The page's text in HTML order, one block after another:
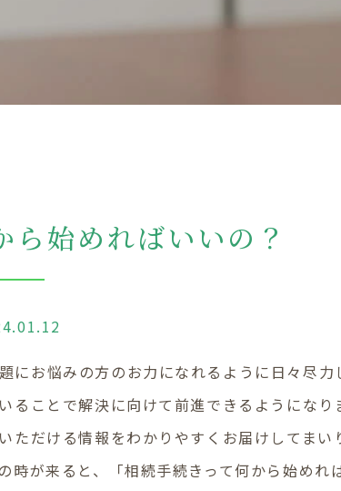
始めればいいの？
お悩みの方のお力になれるように日々尽力
ことで解決に向けて前進できるようになり
だける情報をわかりやすくお届けしてまい
が来ると、「相続手続きって何から始めれ